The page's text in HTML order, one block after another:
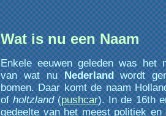
Wat is nu een Naam
Enkele eeuwen geleden was het
van wat nuNederlandwordt
bomen. Daar komt de naam
ofholtzland(pushcar). In de 16th
gedeelte van het meest politiek en